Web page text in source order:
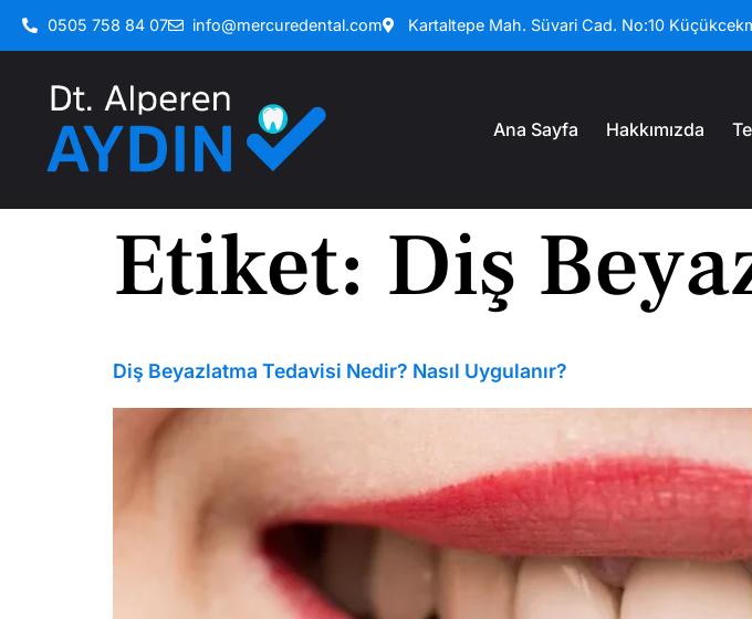
0505 758 84 07 info@mercuredental.com Kartaltepe Mah. Süvari Cad. No:10
Ana Sayfa Hakkımızda
Etiket: Diş
Diş Beyazlatma Tedavisi Nedir? Nasıl Uygulanır?